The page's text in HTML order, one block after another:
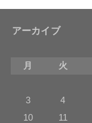
アーカイブ
月
火
3
4
10
11